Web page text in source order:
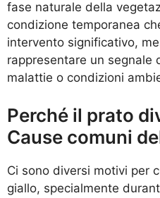
fase naturale della
condizione temporanea
intervento significativo,
rappresentare un segnale
malattie o condizioni
Perché il prato
Cause comuni
Ci sono diversi motivi per
giallo, specialmente